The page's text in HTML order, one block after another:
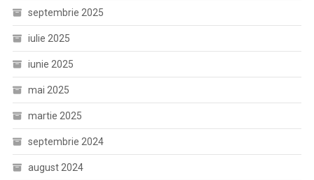
septembrie 2025
iulie 2025
iunie 2025
mai 2025
martie 2025
septembrie 2024
august 2024